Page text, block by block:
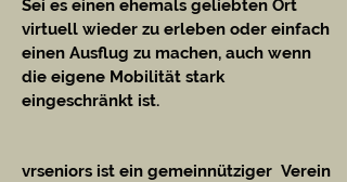
Sei es einen ehemals geliebten Ort
virtuell wieder zu erleben oder einfach
einen Ausflug zu machen, auch wenn
die eigene Mobilität stark
eingeschränkt ist.
vrseniors ist ein gemeinnütziger Verein